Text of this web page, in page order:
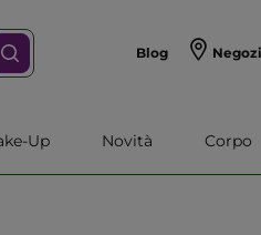
Blog
Up Novità Corpo